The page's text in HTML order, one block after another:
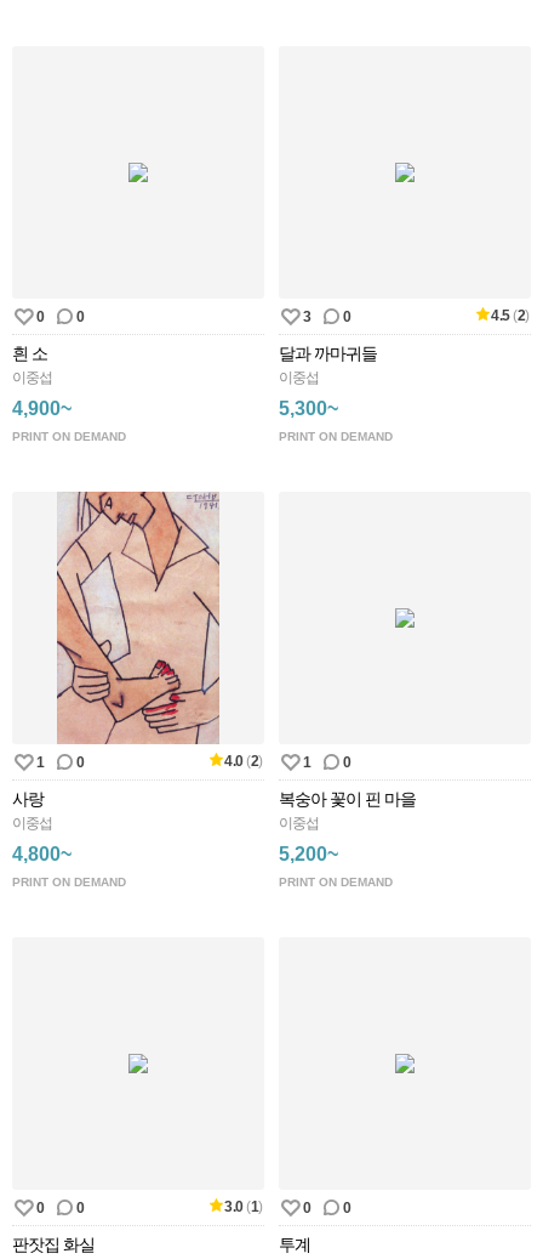
0 0
흰 소
이중섭
4,900~
PRINT ON DEMAND
3 0 4.5(2)
달과 까마귀들
이중섭
5,300~
PRINT ON DEMAND
1 0 4.0(2)
사랑
이중섭
4,800~
PRINT ON DEMAND
1 0
복숭아 꽃이 핀 마을
이중섭
5,200~
PRINT ON DEMAND
0 0 3.0(1)
판잣집 화실
0 0
투계